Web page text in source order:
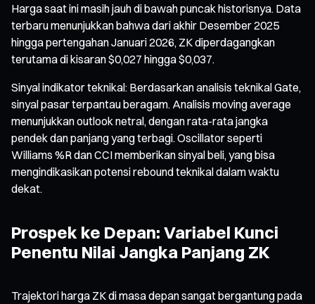
Harga saat ini masih jauh di bawah puncak historisnya. Data
terbaru menunjukkan bahwa dari akhir Desember 2025
hingga pertengahan Januari 2026, ZK diperdagangkan
terutama di kisaran $0,027 hingga $0,037.
Sinyal indikator teknikal: Berdasarkan analisis teknikal Gate,
sinyal pasar terpantau beragam. Analisis moving average
menunjukkan outlook netral, dengan rata-rata jangka
pendek dan panjang yang terbagi. Oscillator seperti
Williams %R dan CCI memberikan sinyal beli, yang bisa
mengindikasikan potensi rebound teknikal dalam waktu
dekat.
Prospek ke Depan: Variabel Kunci
Penentu Nilai Jangka Panjang ZK
Trajektori harga ZK di masa depan sangat bergantung pada